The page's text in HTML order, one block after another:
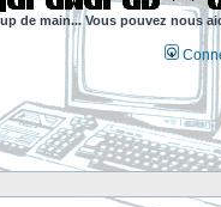
de main... Vous pouvez nous